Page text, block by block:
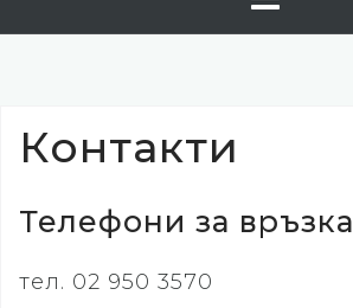
Контакти
Телефони за връзка
тел. 02 950 3570